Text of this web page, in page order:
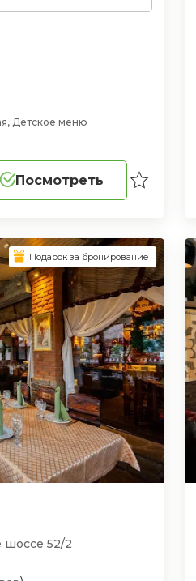
Детское меню
Посмотреть
шоссе 52/2
Подарок за бронирование